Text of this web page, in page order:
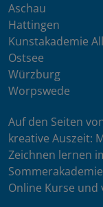
Aschau
Hattingen
Kunstakademie
Ostsee
Würzburg
Worpswede
Auf den Seiten
kreative Auszeit:
Zeichnen lernen
Online Kurse und